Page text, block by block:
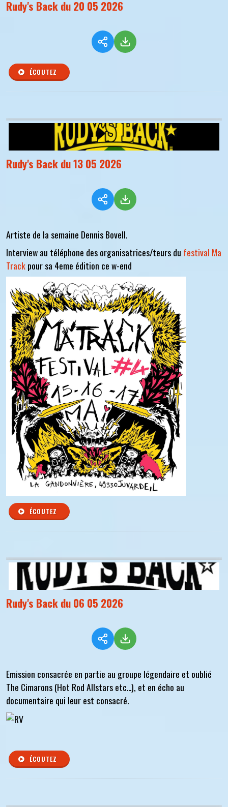
Rudy's Back du 20 05 2026
ÉCOUTEZ
Rudy's Back du 13 05 2026
Artiste de la semaine Dennis Bovell.
Interview au téléphone des organisatrices/teurs du festival Ma
Trackpour sa 4eme édition ce w-end
ÉCOUTEZ
Rudy's Back du 06 05 2026
Emission consacrée en partie au groupe légendaire et oublié
The Cimarons (Hot Rod Allstars etc...), et en écho au
documentaire qui leur est consacré.
ÉCOUTEZ